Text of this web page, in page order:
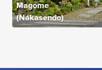
Magome
(Nakasendo)